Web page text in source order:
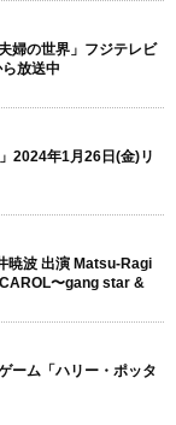
婦の世界」フジテレビ
放送中
2024年1月26日(金)リ
暁波 出演 Matsu-Ragi
〜gang star &
ーム「ハリー・ポッタ